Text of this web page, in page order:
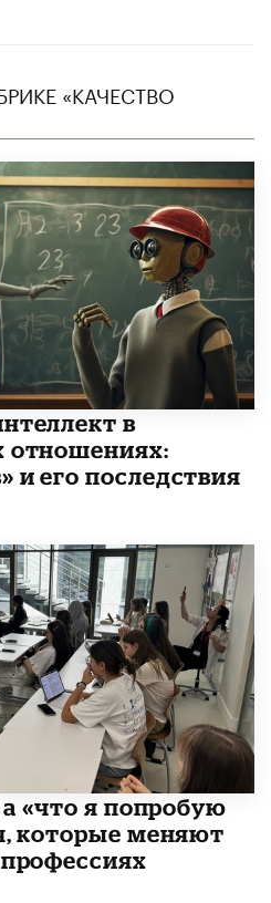
«КАЧЕСТВО
в
отношениях:
и его последствия
«что я попробую
которые меняют